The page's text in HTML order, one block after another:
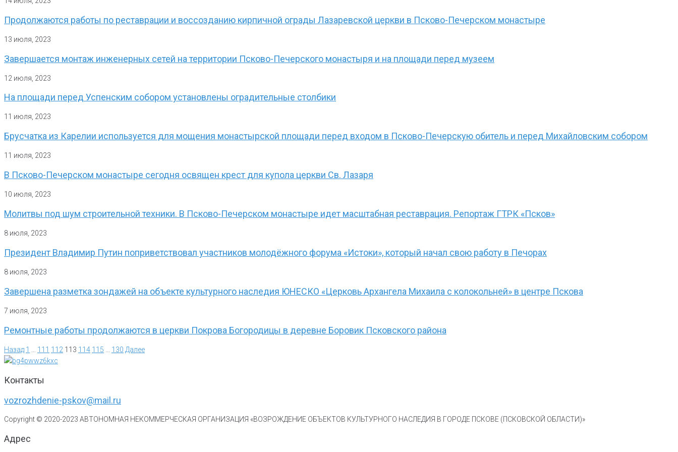
Продолжаются работы по реставрации и воссозданию кирпичной ограды Лазаревской церкви в Псково-Печерском монастыре
13 июля, 2023
Завершается монтаж инженерных сетей на территории Псково-Печерского монастыря и на площади перед музеем
12 июля, 2023
На площади перед Успенским собором установлены оградительные столбики
11 июля, 2023
Брусчатка из Карелии используется для мощения монастырской площади перед входом в Псково-Печерскую обитель и перед Михайловским собором
11 июля, 2023
В Псково-Печерском монастыре сегодня освящен крест для купола церкви Св. Лазаря
10 июля, 2023
Молитвы под шум строительной техники. В Псково-Печерском монастыре идет масштабная реставрация. Репортаж ГТРК «Псков»
8 июля, 2023
Президент Владимир Путин поприветствовал участников молодёжного форума «Истоки», который начал свою работу в Печорах
8 июля, 2023
Завершена разметка зондажей на объекте культурного наследия ЮНЕСКО «Церковь Архангела Михаила с колокольней» в центре Пскова
7 июля, 2023
Ремонтные работы продолжаются в церкви Покрова Богородицы в деревне Боровик Псковского района
Назад 1 111 112 113 114 115 130 Далее
Контакты
vozrozhdenie-pskov@mail.ru
Copyright © 2020-2023 АВТОНОМНАЯ НЕКОММЕРЧЕСКАЯ ОРГАНИЗАЦИЯ «ВОЗРОЖДЕНИЕ ОБЪЕКТОВ КУЛЬТУРНОГО НАСЛЕДИЯ В ГОРОДЕ ПСКОВЕ (ПСКОВСКОЙ ОБЛАСТИ)»
Адрес